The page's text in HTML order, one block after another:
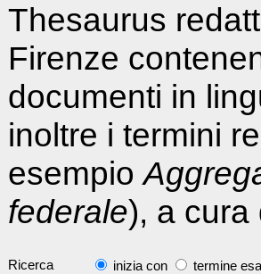
Thesaurus
Firenze
documenti in
inoltre i termini
esempio
federale), a cura
Ricerca inizia con termine